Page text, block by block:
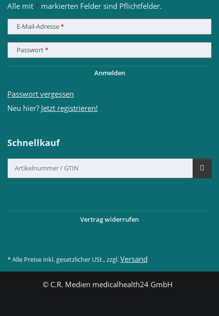
Alle mit * markierten Felder sind Pflichtfelder.
E-Mail-Adresse
Passwort
Anmelden
Passwort vergessen
Neu hier? Jetzt registrieren!
Schnellkauf
Vertrag widerrufen
* Alle Preise inkl. gesetzlicher USt., zzgl.Versand
© C.R. Medien medicalhealth24 GmbH